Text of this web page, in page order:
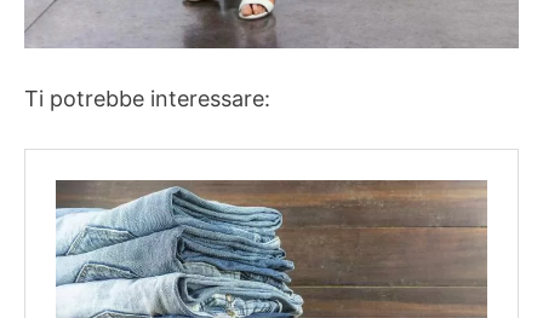
Ti potrebbe interessare: